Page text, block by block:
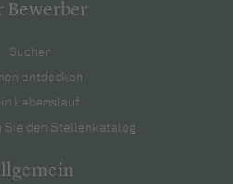
Bewerber
Suchen
entdecken
Lebenslauf
Sie den Stellenkatalog